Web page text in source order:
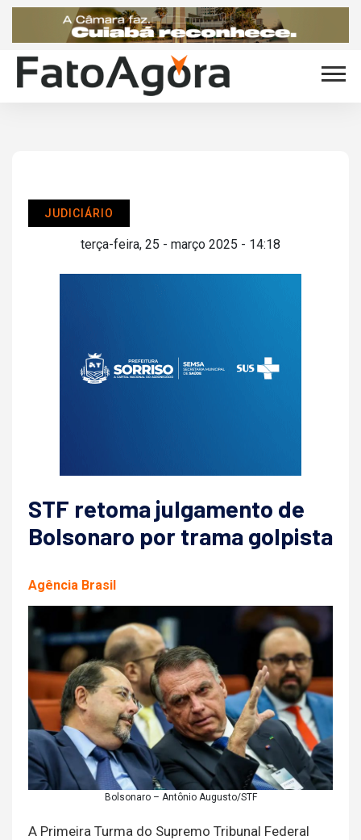
JUDICIÁRIO
terça-feira, 25 - março 2025 - 14:18
STF retoma julgamento de
Bolsonaro por trama golpista
Agência Brasil
Bolsonaro – Antônio Augusto/STF
A Primeira Turma do Supremo Tribunal Federal